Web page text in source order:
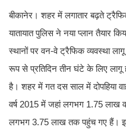
बीकानेर। शहर में लगातार बढ़ते
यातायात पुलिस ने नया प्लान तैयार
स्थानों पर वन-वे ट्रैफिक व्यवस्था
रूप से प्रतिदिन तीन घंटे के लिए लागू
है। शहर में गत दस साल में दोपहिया
वर्ष 2015 में जहां लगभग 1.75 लाख
लगभग 3.75 लाख तक पहुंच गए हैं।